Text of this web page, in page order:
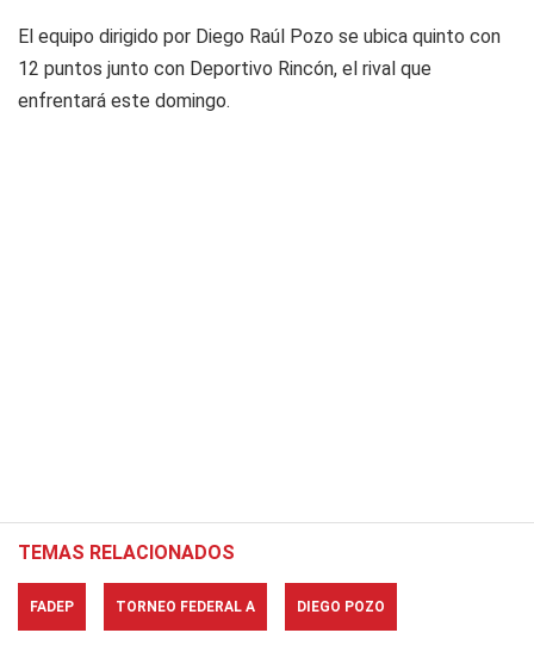
El equipo dirigido por Diego Raúl Pozo se ubica quinto con
12 puntos junto con Deportivo Rincón, el rival que
enfrentará este domingo.
TEMAS RELACIONADOS
FADEP TORNEO FEDERAL A DIEGO POZO